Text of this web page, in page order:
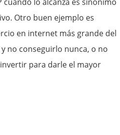
Otro buen ejemplo es
en internet más grande del
no conseguirlo nunca, o no
para darle el mayor